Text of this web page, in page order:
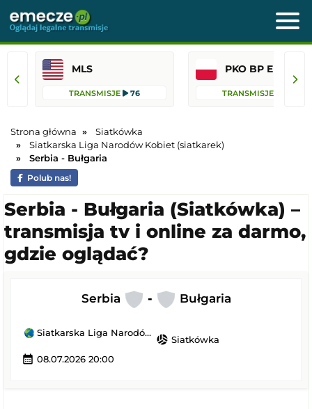
MLS
TRANSMISJE 76 TRANSMISJE
Strona główna
Siatkówka
Siatkarska Liga Narodów Kobiet (siatkarek)
Serbia - Bułgaria
Polub nas!
Serbia - Bułgaria (Siatkówka) –
transmisja tv i online za darmo,
gdzie oglądać?
Serbia - Bułgaria
Siatkarska Liga Narodów Kobiet (siatkarek)
sports_volleyball Siatkówka
calendar_month 08.07.2026 20:00